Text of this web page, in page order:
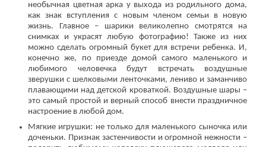
необычная цветная арка у выхода из родильного дома,
как знак вступления с новым членом семьи в новую
жизнь. Главное – шарики великолепно смотрятся на
снимках и украсят любую фотографию! Также из них
можно сделать огромный букет для встречи ребенка. И,
конечно же, по приезде домой самого маленького и
любимого человечка будут встречать воздушные
зверушки с шелковыми ленточками, лениво и заманчиво
плавающими над детской кроваткой. Воздушные шары –
это самый простой и верный способ внести праздничное
настроение в любой дом.
Мягкие игрушки: не только для маленького сыночка или
доченьки. Признак застенчивости и огромной нежности –